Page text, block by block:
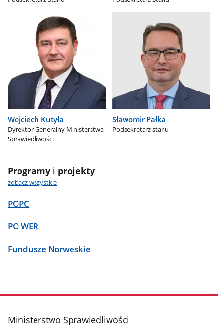
Wojciech Kutyła
Dyrektor Generalny Ministerstwa
Sprawiedliwości
Sławomir Pałka
Podsekretarz stanu
Programy i projekty
zobacz wszystkie
POPC
PO WER
Fundusze Norweskie
stopka
Ministerstwo Sprawiedliwości